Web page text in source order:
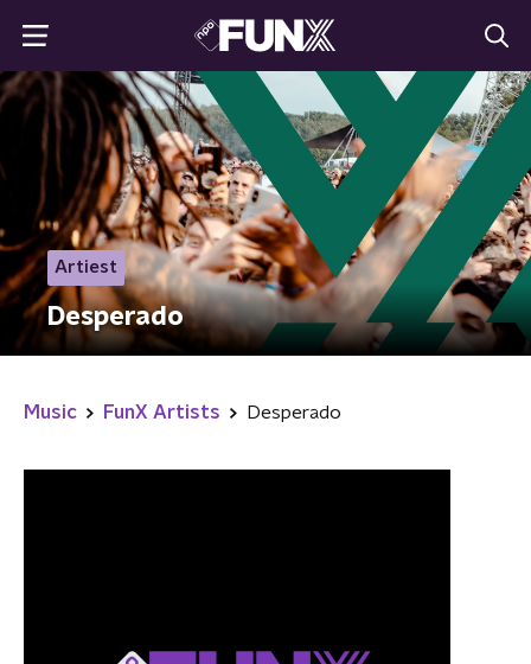
Artiest
Desperado
Music FunX Artists Desperado